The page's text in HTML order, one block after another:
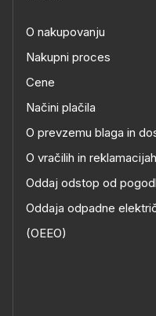
O nakupovanju
Nakupni proces
Cene
Načini plačila
O prevzemu blaga in
O vračilih in reklamacijah
Oddaj odstop od
Oddaja odpadne
(OEEO)